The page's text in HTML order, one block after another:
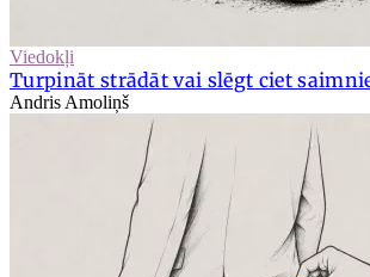
Viedokļi
Turpināt strādāt vai slēgt ciet
Andris Amoliņš